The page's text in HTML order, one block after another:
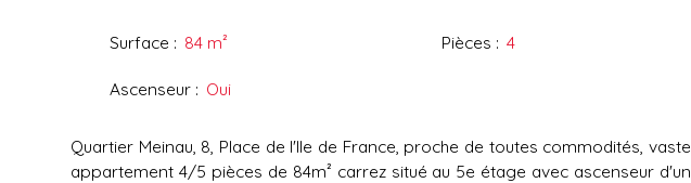
Surface : 84 m² Pièces : 4
Ascenseur : Oui
Quartier Meinau, 8, Place de l'Ile de France, proche de toutes commodités, vaste
appartement 4/5 pièces de 84m² carrez situé au 5e étage avec ascenseur d'un